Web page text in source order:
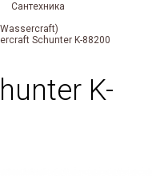
Сантехника
Schunter K-88200
K-